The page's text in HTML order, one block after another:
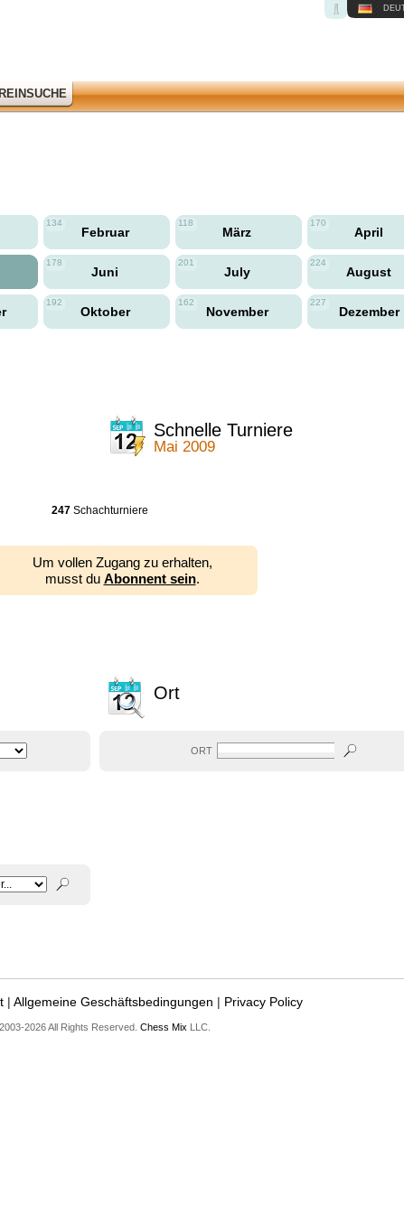
134
Februar
118
März
170
April
178
Juni
201
July
224
August
192
Oktober
162
November
227
Dezember
Schnelle Turniere
Mai 2009
247Schachturniere
Um vollen Zugang zu erhalten,
musst du Abonnent sein.
Ort
ORT
| Allgemeine Geschäftsbedingungen | Privacy Policy
2026 All Rights Reserved. Chess Mix LLC.